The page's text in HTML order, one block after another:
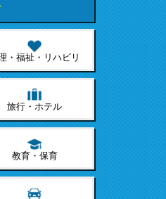
・福祉・リハビリ
旅行・ホテル
教育・保育